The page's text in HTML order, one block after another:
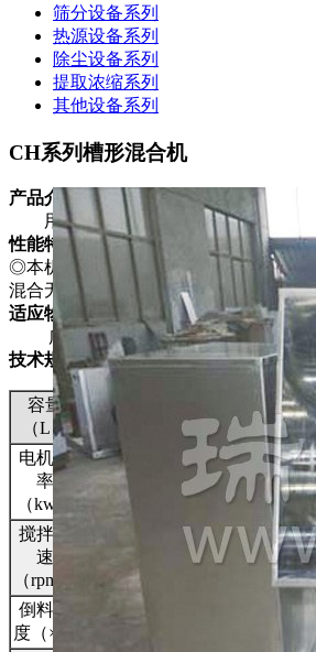
筛分设备系列
热源设备系列
除尘设备系列
提取浓缩系列
其他设备系列
CH系列槽形混合机
产品介绍
用于混合粉状或湿性物料，使不同
性能特点
◎本机与物料接触处均采用不锈钢制造
混合无死角，搅料轴两端设有密封装置
适应物料
广泛适用于制药、化工、食品等行
技术规格
容量
（L）
150
电机功
率
（kw）
3
搅拌转
速
（rpm）
24
倒料角
度（×）